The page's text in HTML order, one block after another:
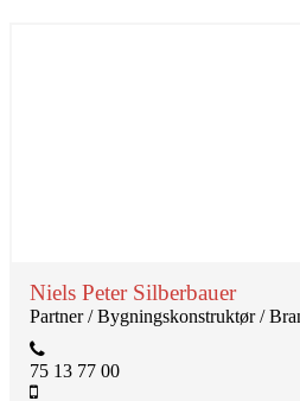
Niels Peter Silberbauer
Partner / Bygningskonstruktør /
75 13 77 00